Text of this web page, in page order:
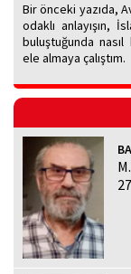
Bir önceki yazıda,
odaklı anlayışın,
buluştuğunda
ele almaya çalıştım.